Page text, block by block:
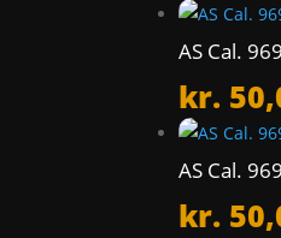
AS Cal.
kr.
AS Cal.
kr.